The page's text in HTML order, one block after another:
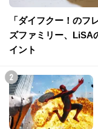
「ダイフクー！のフ
ズファミリー、LiSA
イント